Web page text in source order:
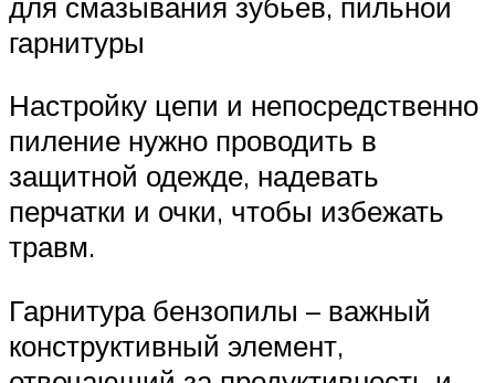
гарнитуры
Настройку цепи и непосредственно
пиление нужно проводить в
защитной одежде, надевать
перчатки и очки, чтобы избежать
травм.
Гарнитура бензопилы – важный
конструктивный элемент,